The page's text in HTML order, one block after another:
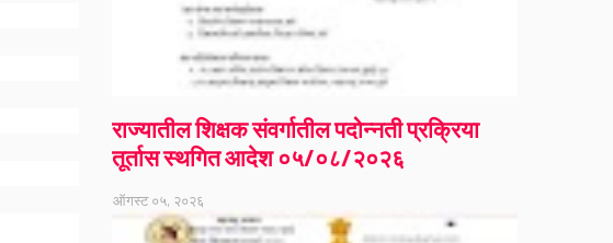
राज्यातील शिक्षक संवर्गातील पदोन्नती प्रक्रिया
तूर्तास स्थगित आदेश ०५/०८/२०२६
ऑगस्ट ०५, २०२६